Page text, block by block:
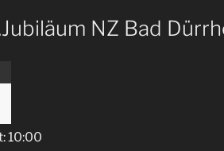
NZ Bad
10:00